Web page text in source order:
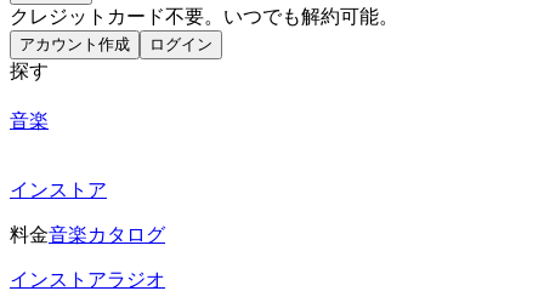
クレジットカード不要。いつでも解約可能。
アカウント作成 ログイン
探す
音楽
インストア
料金音楽カタログ
インストアラジオ